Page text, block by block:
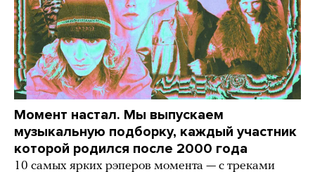
Момент настал. Мы выпускаем
музыкальную подборку, каждый участник
которой родился после 2000 года
10 самых ярких рэперов момента — с треками